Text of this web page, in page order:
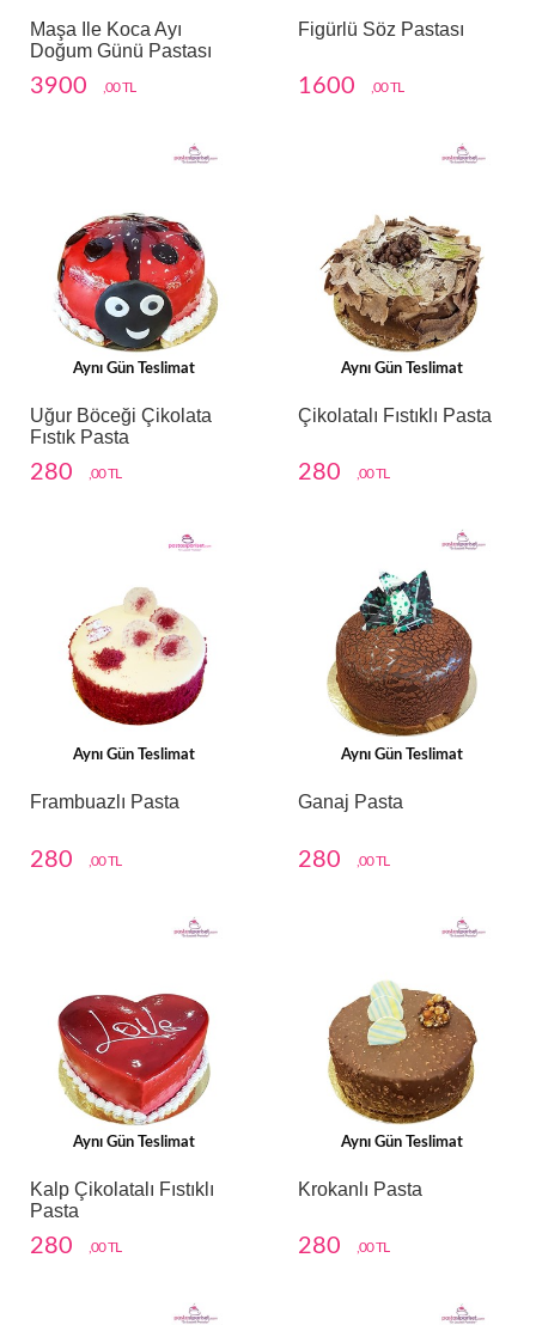
Maşa Ile Koca Ayı
Doğum Günü Pastası
3900 ,00 TL
Figürlü Söz Pastası
1600 ,00 TL
Aynı Gün Teslimat
Uğur Böceği Çikolata
Fıstık Pasta
280 ,00 TL
Aynı Gün Teslimat
Çikolatalı Fıstıklı Pasta
280 ,00 TL
Aynı Gün Teslimat
Frambuazlı Pasta
280 ,00 TL
Aynı Gün Teslimat
Ganaj Pasta
280 ,00 TL
Aynı Gün Teslimat
Kalp Çikolatalı Fıstıklı
Pasta
280 ,00 TL
Aynı Gün Teslimat
Krokanlı Pasta
280 ,00 TL